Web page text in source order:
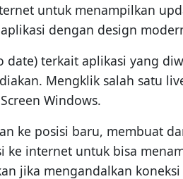
untuk menampilkan
dengan design
terkait aplikasi yang
Mengklik salah satu
Windows.
ke posisi baru, membuat
internet untuk bisa
jika mengandalkan